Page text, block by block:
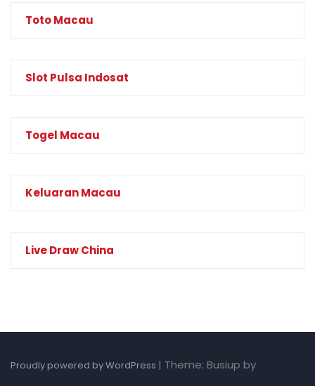
Toto Macau
Slot Pulsa Indosat
Togel Macau
Keluaran Macau
Live Draw China
Proudly powered by WordPress | Theme: Busiup by